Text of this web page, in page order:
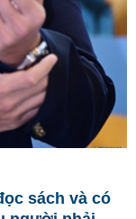
sách và có